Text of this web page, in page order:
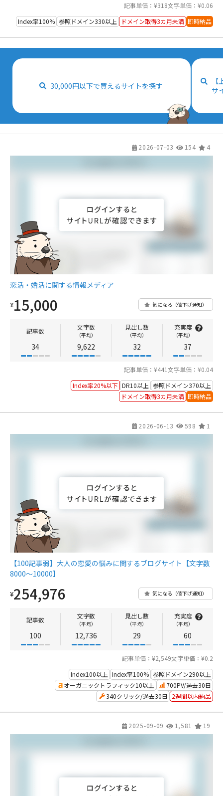
記事単価：¥318文字単価：¥0.06
Index率100% 参照ドメイン330以上 ドメイン取得3カ月未満 即時納品
30,000円以下で買えるサイトを探す
サ
2026-07-03 154 4
恋活・婚活に関する情報メディア
¥15,000 気になる（値下げ通知）
記事数
34
文字数
（平均）
9,622
見出し数
（平均）
32
充実度
（平均）
37
記事単価：¥441文字単価：¥0.04
Index率20%以下 DR10以上 参照ドメイン370以上
ドメイン取得3カ月未満 即時納品
2026-06-13 598 1
【100記事弱】大人の恋愛の悩みに関するブログサイト【文字数
8000〜10000】
¥254,976 気になる（値下げ通知）
記事数
100
文字数
（平均）
12,736
見出し数
（平均）
29
充実度
（平均）
60
記事単価：¥2,549文字単価：¥0.2
Index100以上 Index率100% 参照ドメイン290以上
オーガニックトラフィック10以上
700PV/過去30日
340クリック/過去30日 2週間以内納品
2025-09-09 1,581 19